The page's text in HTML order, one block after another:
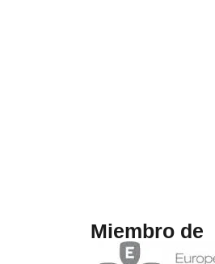
Miembro de